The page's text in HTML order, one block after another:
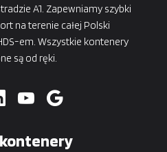
A1. Zapewniamy szybki
na terenie całej Polski
em. Wszystkie kontenery
są od ręki.